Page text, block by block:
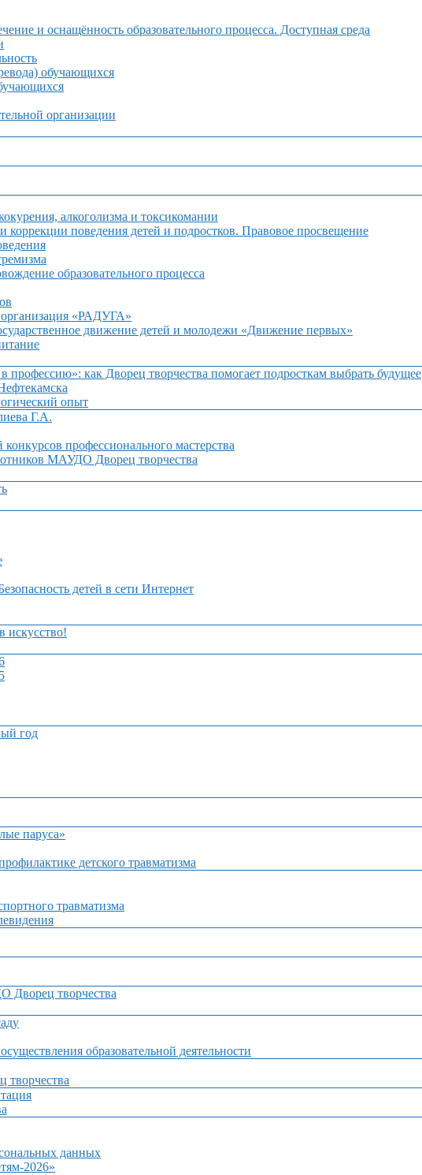
и оснащённость образовательного процесса. Доступная среда
обучающихся
организации
алкоголизма и токсикомании
поведения детей и подростков. Правовое просвещение
образовательного процесса
организация «РАДУГА»
движение детей и молодежи «Движение первых»
как Дворец творчества помогает подросткам выбрать будущее
опыт
Г.А.
профессионального мастерства
МАУДО Дворец творчества
детей в сети Интернет
искусство!
год
паруса»
детского травматизма
травматизма
Дворец творчества
образовательной деятельности
данных
2026»